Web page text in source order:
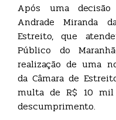
Após uma
Andrade Miranda
Estreito, que
Público do
realização de uma
da Câmara de
multa de R$ 10
descumprimento.